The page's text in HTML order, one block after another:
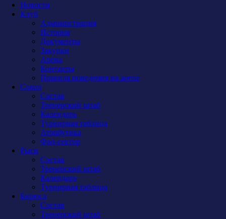
Новости
Клуб
Администрация
История
Документы
Закупки
Арена
Контакты
Правила поведения на арене
Сокол
Состав
Тренерский штаб
Календарь
Турнирная таблица
Атрибутика
Фан-сектор
Рыси
Состав
Тренерский штаб
Календарь
Турнирная таблица
Бирюса
Состав
Тренерский штаб